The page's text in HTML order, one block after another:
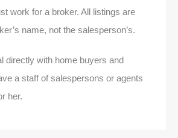
work for a broker. All listings are
name, not the salesperson’s.
directly with home buyers and
a staff of salespersons or agents
her.